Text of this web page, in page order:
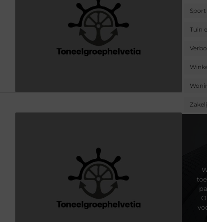
Sport
Tuin